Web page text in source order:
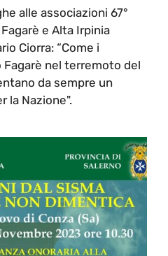
alle associazioni 67°
e Alta Irpinia
Ciorra: “Come i
Fagarè nel terremoto del
da sempre un
la Nazione".